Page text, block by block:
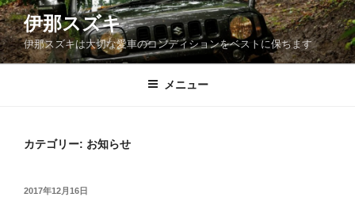
コ
ン
テ
ン
伊那スズキ
伊那スズキは大切な愛車のコンディションをベストに保ちます
メニュー
カテゴリー: お知らせ
投
2017年12月16日